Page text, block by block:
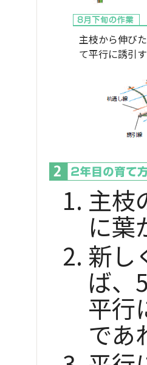
主枝から伸び
て平行に誘引す
主枝
に葉
新し
ば、
平行
であ